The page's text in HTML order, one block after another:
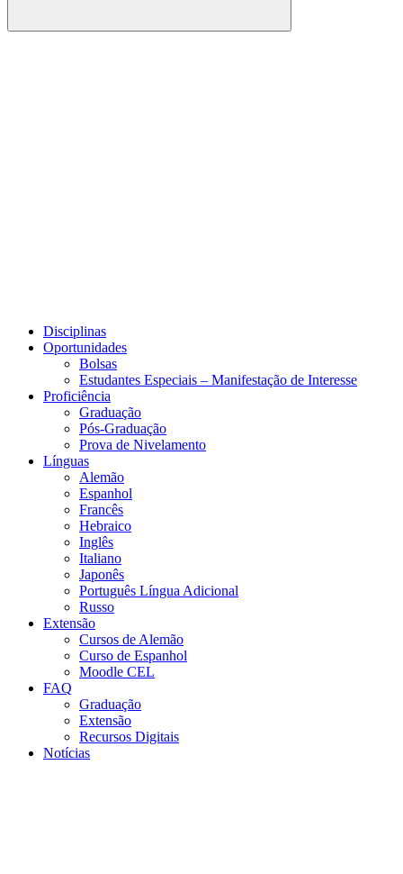
Buscar
Disciplinas
Oportunidades
Bolsas
Estudantes Especiais – Manifestação de Interesse
Proficiência
Graduação
Pós-Graduação
Prova de Nivelamento
Línguas
Alemão
Espanhol
Francês
Hebraico
Inglês
Italiano
Japonês
Português Língua Adicional
Russo
Extensão
Cursos de Alemão
Curso de Espanhol
Moodle CEL
FAQ
Graduação
Extensão
Recursos Digitais
Notícias